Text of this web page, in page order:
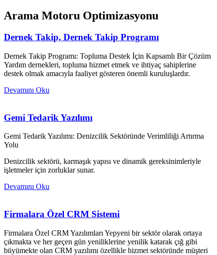
Arama Motoru Optimizasyonu
Dernek Takip, Dernek Takip Programı
Dernek Takip Programı: Topluma Destek İçin Kapsamlı Bir Çözüm
Yardım dernekleri, topluma hizmet etmek ve ihtiyaç sahiplerine
destek olmak amacıyla faaliyet gösteren önemli kuruluşlardır.
Devamını Oku
Gemi Tedarik Yazılımı
Gemi Tedarik Yazılımı: Denizcilik Sektöründe Verimliliği Artırma
Yolu
Denizcilik sektörü, karmaşık yapısı ve dinamik gereksinimleriyle
işletmeler için zorluklar sunar.
Devamını Oku
Firmalara Özel CRM Sistemi
Firmalara Özel CRM Yazılımları Yepyeni bir sektör olarak ortaya
çıkmakta ve her geçen gün yeniliklerine yenilik katarak çığ gibi
büyümekte olan CRM yazılımı özellikle hizmet sektöründe müşteri